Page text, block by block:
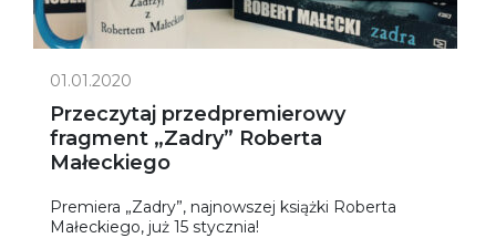
01.01.2020
Przeczytaj przedpremierowy
fragment „Zadry” Roberta
Małeckiego
Premiera „Zadry”, najnowszej książki Roberta
Małeckiego, już 15 stycznia!